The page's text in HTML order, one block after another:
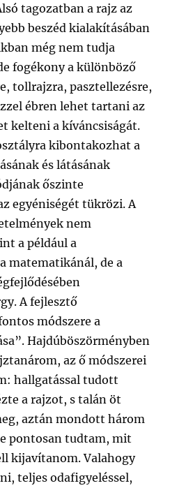
tagozatban a rajz az
beszéd kialakításában
még nem tudja
fogékony a különböző
tollrajzra, pasztellezésre,
ébren lehet tartani az
kelteni a kíváncsiságát.
kibontakozhat a
és látásának
őszinte
egyéniségét tükrözi. A
nem
a például a
matematikánál, de a
A fejlesztő
módszere a
Hajdúböszörményben
az ő módszerei
hallgatással tudott
a rajzot, s talán öt
aztán mondott három
pontosan tudtam, mit
kijavítanom. Valahogy
teljes odafigyeléssel,